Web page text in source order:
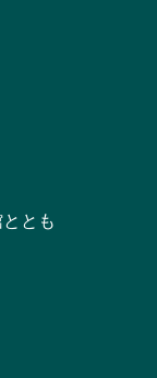
とも